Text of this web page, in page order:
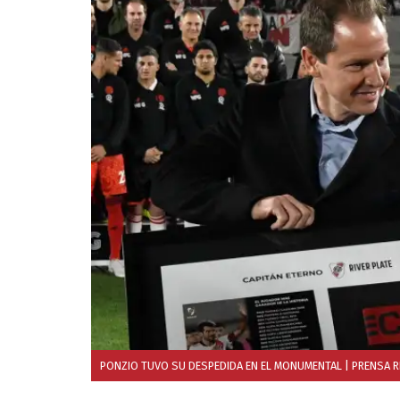
PONZIO TUVO SU DESPEDIDA EN EL MONUMENTAL | PRENSA